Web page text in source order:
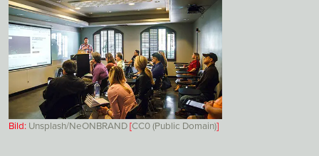
Bild: Unsplash/NeONBRAND[CC0 (Public Domain)]